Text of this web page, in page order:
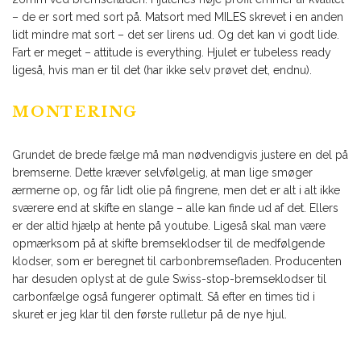
– de er sort med sort på. Matsort med MILES skrevet i en anden
lidt mindre mat sort – det ser lirens ud. Og det kan vi godt lide.
Fart er meget – attitude is everything. Hjulet er tubeless ready
ligeså, hvis man er til det (har ikke selv prøvet det, endnu).
MONTERING
Grundet de brede fælge må man nødvendigvis justere en del på
bremserne. Dette kræver selvfølgelig, at man lige smøger
ærmerne op, og får lidt olie på fingrene, men det er alt i alt ikke
sværere end at skifte en slange – alle kan finde ud af det. Ellers
er der altid hjælp at hente på youtube. Ligeså skal man være
opmærksom på at skifte bremseklodser til de medfølgende
klodser, som er beregnet til carbonbremsefladen. Producenten
har desuden oplyst at de gule Swiss-stop-bremseklodser til
carbonfælge også fungerer optimalt. Så efter en times tid i
skuret er jeg klar til den første rulletur på de nye hjul.